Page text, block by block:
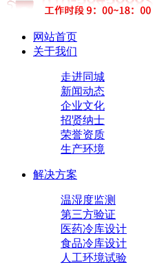
网站首页
关于我们
走进同城
新闻动态
企业文化
招贤纳士
荣誉资质
生产环境
解决方案
温湿度监测
第三方验证
医药冷库设计
食品冷库设计
人工环境试验